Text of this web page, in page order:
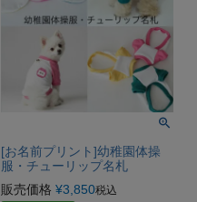
[お名前プリント]幼稚園体操
服・チューリップ名札
販売価格 ¥3,850税込